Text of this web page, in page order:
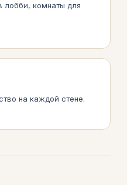
лобби, комнаты для
на каждой стене.